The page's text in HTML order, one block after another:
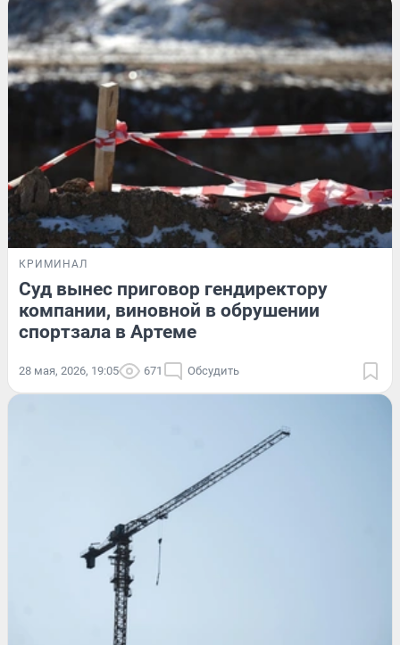
КРИМИНАЛ
Суд вынес приговор гендиректору
компании, виновной в обрушении
спортзала в Артеме
28 мая, 2026, 19:05 671 Обсудить